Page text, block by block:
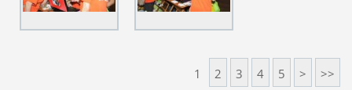
1 2 3 4 5 > >>